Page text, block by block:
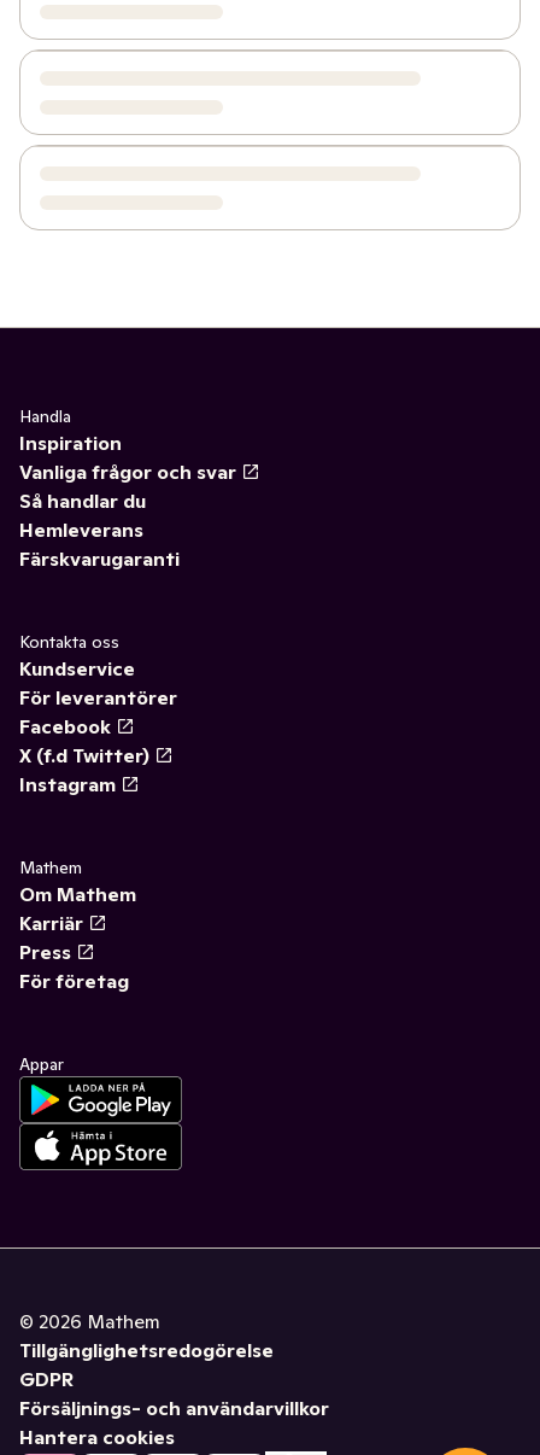
Handla
Inspiration
Vanliga frågor och svar
Så handlar du
Hemleverans
Färskvarugaranti
Kontakta oss
Kundservice
För leverantörer
Facebook
X (f.d Twitter)
Instagram
Mathem
Om Mathem
Karriär
Press
För företag
Appar
© 2026 Mathem
Tillgänglighetsredogörelse
GDPR
Försäljnings- och användarvillkor
Hantera cookies